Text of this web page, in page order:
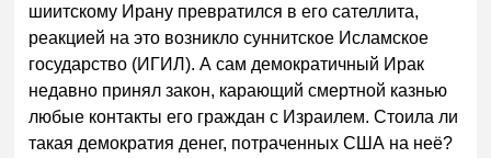
шиитскому Ирану превратился в его сателлита,
реакцией на это возникло суннитское Исламское
государство (ИГИЛ). А сам демократичный Ирак
недавно принял закон, карающий смертной казнью
любые контакты его граждан с Израилем. Стоила ли
такая демократия денег, потраченных США на неё?